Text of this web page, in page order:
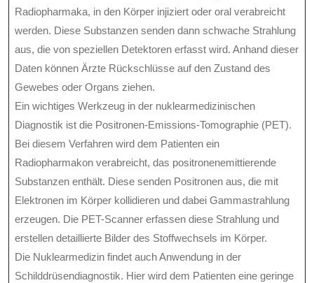
Radiopharmaka, in den Körper injiziert oder oral verabreicht
werden. Diese Substanzen senden dann schwache Strahlung
aus, die von speziellen Detektoren erfasst wird. Anhand dieser
Daten können Ärzte Rückschlüsse auf den Zustand des
Gewebes oder Organs ziehen.
Ein wichtiges Werkzeug in der nuklearmedizinischen
Diagnostik ist die Positronen-Emissions-Tomographie (PET).
Bei diesem Verfahren wird dem Patienten ein
Radiopharmakon verabreicht, das positronenemittierende
Substanzen enthält. Diese senden Positronen aus, die mit
Elektronen im Körper kollidieren und dabei Gammastrahlung
erzeugen. Die PET-Scanner erfassen diese Strahlung und
erstellen detaillierte Bilder des Stoffwechsels im Körper.
Die Nuklearmedizin findet auch Anwendung in der
Schilddrüsendiagnostik. Hier wird dem Patienten eine geringe